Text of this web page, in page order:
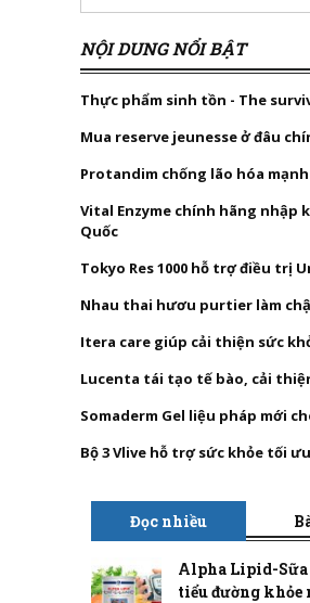
NỘI DUNG NỔI BẬT
Thực phẩm sinh tồn - The
Mua reserve jeunesse ở đâu
Protandim chống lão hóa
Vital Enzyme chính hãng nhập
Quốc
Tokyo Res 1000 hỗ trợ điều trị
Nhau thai hươu purtier làm
Itera care giúp cải thiện sức
Lucenta tái tạo tế bào, cải
Somaderm Gel liệu pháp mới
Bộ 3 Vlive hỗ trợ sức khỏe tối
Đọc nhiều
Alpha Lipid-
tiểu đường khỏe